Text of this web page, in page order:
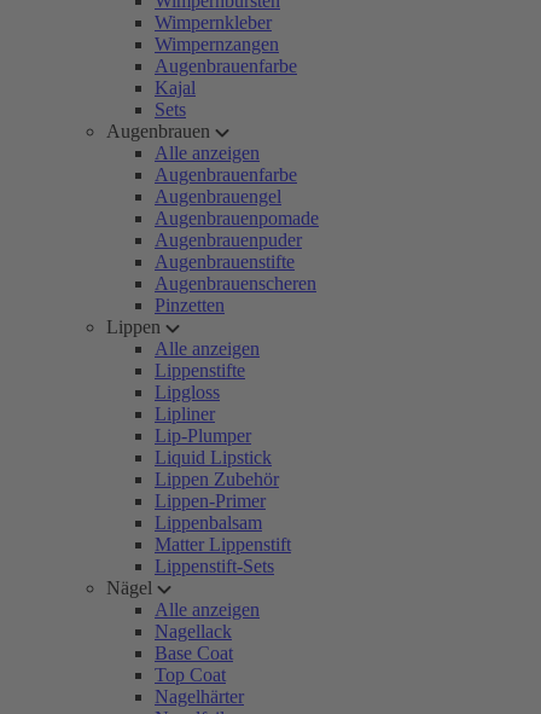
Wimpernkleber
Wimpernzangen
Augenbrauenfarbe
Kajal
Sets
Augenbrauen
Alle anzeigen
Augenbrauenfarbe
Augenbrauengel
Augenbrauenpomade
Augenbrauenpuder
Augenbrauenstifte
Augenbrauenscheren
Pinzetten
Lippen
Alle anzeigen
Lippenstifte
Lipgloss
Lipliner
Lip-Plumper
Liquid Lipstick
Lippen Zubehör
Lippen-Primer
Lippenbalsam
Matter Lippenstift
Lippenstift-Sets
Nägel
Alle anzeigen
Nagellack
Base Coat
Top Coat
Nagelhärter